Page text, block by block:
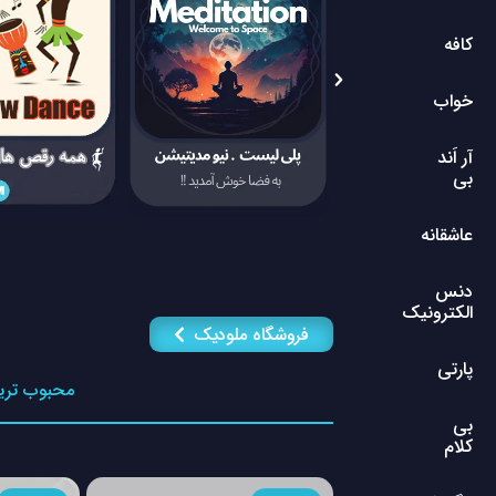
کافه
خواب
آر اَند
بی
عاشقانه
دنس
الکترونیک
پارتی
بی
کلام
فروشگاه ملودیک
محبوب